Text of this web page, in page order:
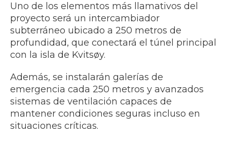
Uno de los elementos más llamativos del
proyecto será un intercambiador
subterráneo ubicado a 250 metros de
profundidad, que conectará el túnel principal
con la isla de Kvitsøy.
Además, se instalarán galerías de
emergencia cada 250 metros y avanzados
sistemas de ventilación capaces de
mantener condiciones seguras incluso en
situaciones críticas.